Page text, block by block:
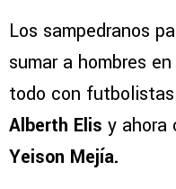
Los sampedranos
sumar a hombres
todo con
Alberth Elis y ahora
Yeison Mejía.